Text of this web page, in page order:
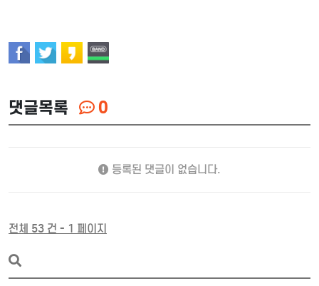
댓글목록 0
등록된 댓글이 없습니다.
전체 53 건 - 1 페이지